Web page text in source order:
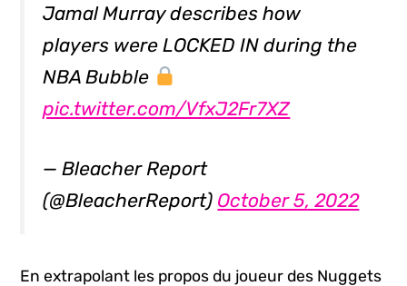
Jamal Murray describes how
players were LOCKED IN during the
NBA Bubble
pic.twitter.com/VfxJ2Fr7XZ
— Bleacher Report
(@BleacherReport) October 5, 2022
En extrapolant les propos du joueur des Nuggets